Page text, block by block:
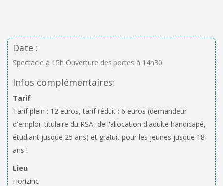
Date :
Spectacle à 15h Ouverture des portes à 14h30
Infos complémentaires:
Tarif
Tarif plein : 12 euros, tarif réduit : 6 euros (demandeur
d'emploi, titulaire du RSA, de l'allocation d'adulte handicapé,
étudiant jusque 25 ans) et gratuit pour les jeunes jusque 18
ans !
Lieu
Horizinc